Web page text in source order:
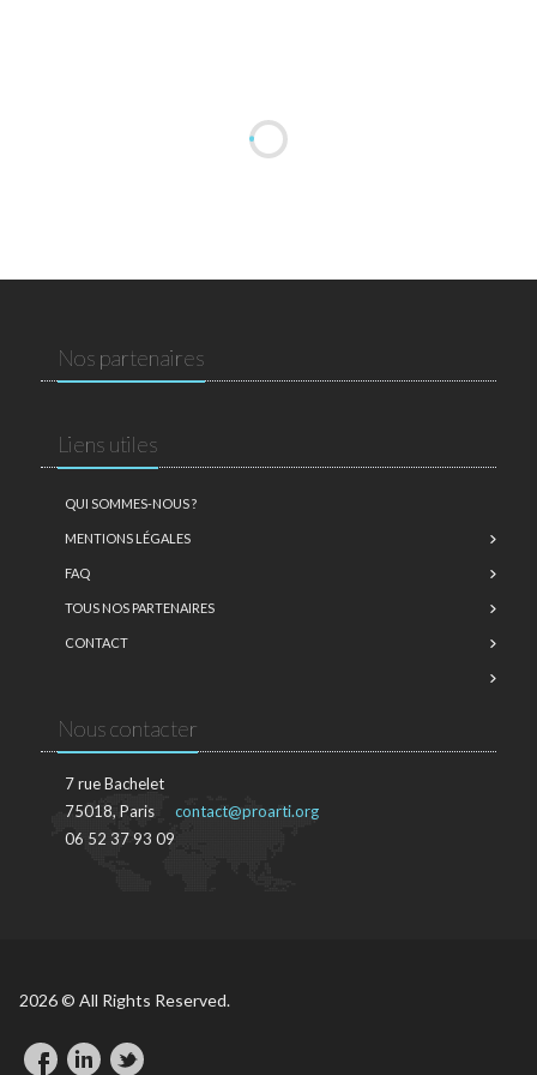
Nos partenaires
Liens utiles
QUI SOMMES-NOUS ?
MENTIONS LÉGALES
FAQ
TOUS NOS PARTENAIRES
CONTACT
Nous contacter
7 rue Bachelet
75018, Paris
06 52 37 93 09
contact@proarti.org
2026 © All Rights Reserved.